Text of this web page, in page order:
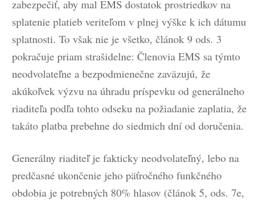
zabezpečiť, aby mal EMS dostatok prostriedkov na
splatenie platieb veriteľom v plnej výške k ich dátumu
splatnosti. To však nie je všetko, článok 9 ods. 3
pokračuje priam strašidelne: Členovia EMS sa týmto
neodvolateľne a bezpodmienečne zaväzujú, že
akúkoľvek výzvu na úhradu príspevku od generálneho
riaditeľa podľa tohto odseku na požiadanie zaplatia, že
takáto platba prebehne do siedmich dní od doručenia.
Generálny riaditeľ je fakticky neodvolateľný, lebo na
predčasné ukončenie jeho päťročného funkčného
obdobia je potrebných 80% hlasov (článok 5, ods. 7e,